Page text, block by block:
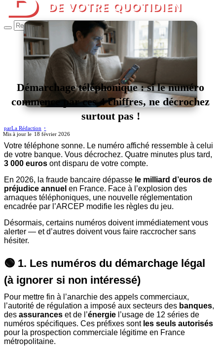
Démarchage téléphonique : si le numéro
commence par ces 4 chiffres, ne décrochez
surtout pas !
parLa Rédaction
18 février 2026
Votre téléphone sonne. Le numéro affiché ressemble à celui
de votre banque. Vous décrochez. Quatre minutes plus tard,
3 000 euros ont disparu de votre compte.
En 2026, la fraude bancaire dépasse le milliard d’euros de
préjudice annuel en France. Face à l’explosion des
arnaques téléphoniques, une nouvelle réglementation
encadrée par l’ARCEP modifie les règles du jeu.
Désormais, certains numéros doivent immédiatement vous
alerter — et d’autres doivent vous faire raccrocher sans
hésiter.
🟢 1. Les numéros du démarchage légal
(à ignorer si non intéressé)
Pour mettre fin à l’anarchie des appels commerciaux,
l’autorité de régulation a imposé aux secteurs des banques,
des assurances et de l’énergie l’usage de 12 séries de
numéros spécifiques. Ces préfixes sont les seuls autorisés
pour la prospection commerciale légitime en France
métropolitaine.